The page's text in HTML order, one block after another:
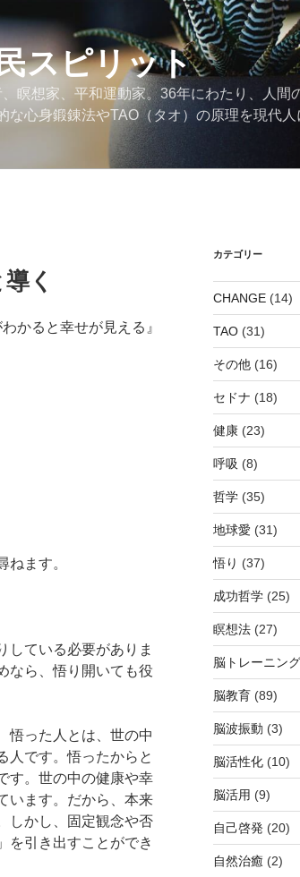
スピリット
瞑想家、平和運動家。36年にわたり、人間
心身鍛錬法やTAO（タオ）の原理を現代人
く
かると幸せが見える』
ねます。
している必要がありま
なら、悟り開いても役
悟った人とは、世の中
人です。悟ったからと
す。世の中の健康や幸
います。だから、本来
しかし、固定観念や否
を引き出すことができ
カテゴリー
CHANGE(14)
TAO(31)
その他(16)
セドナ (18)
健康(23)
呼吸 (8)
哲学(35)
地球愛 (31)
悟り (37)
成功哲学(25)
瞑想法(27)
脳トレーニング
脳教育(89)
脳波振動 (3)
脳活性化(10)
脳活用 (9)
自己啓発 (20)
自然治癒 (2)